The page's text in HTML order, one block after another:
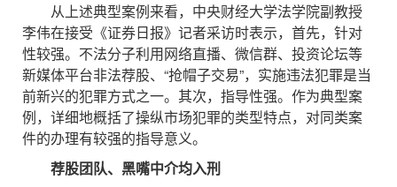
从上述典型案例来看，中央财经大学法学院副教授
李伟在接受《证券日报》记者采访时表示，首先，针对
性较强。不法分子利用网络直播、微信群、投资论坛等
新媒体平台非法荐股、“抢帽子交易”，实施违法犯罪是当
前新兴的犯罪方式之一。其次，指导性强。作为典型案
例，详细地概括了操纵市场犯罪的类型特点，对同类案
件的办理有较强的指导意义。
荐股团队、黑嘴中介均入刑